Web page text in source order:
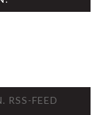
RSS-FEED